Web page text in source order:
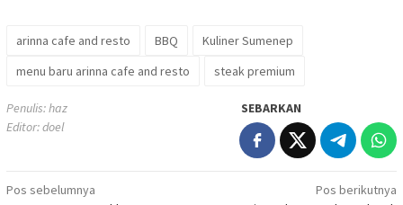
arinna cafe and resto BBQ
Kuliner Sumenep
menu baru arinna cafe and resto
steak premium
Penulis: haz
Editor: doel
SEBARKAN
Navigasi
Pos sebelumnya
Pos berikutnya